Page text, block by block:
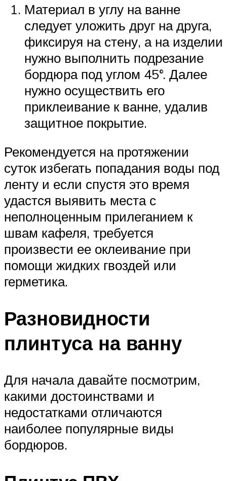
Материал в углу на ванне
следует уложить друг на друга,
фиксируя на стену, а на изделии
нужно выполнить подрезание
бордюра под углом 45°. Далее
нужно осуществить его
приклеивание к ванне, удалив
защитное покрытие.
Рекомендуется на протяжении
суток избегать попадания воды под
ленту и если спустя это время
удастся выявить места с
неполноценным прилеганием к
швам кафеля, требуется
произвести ее оклеивание при
помощи жидких гвоздей или
герметика.
Разновидности
плинтуса на ванну
Для начала давайте посмотрим,
какими достоинствами и
недостатками отличаются
наиболее популярные виды
бордюров.